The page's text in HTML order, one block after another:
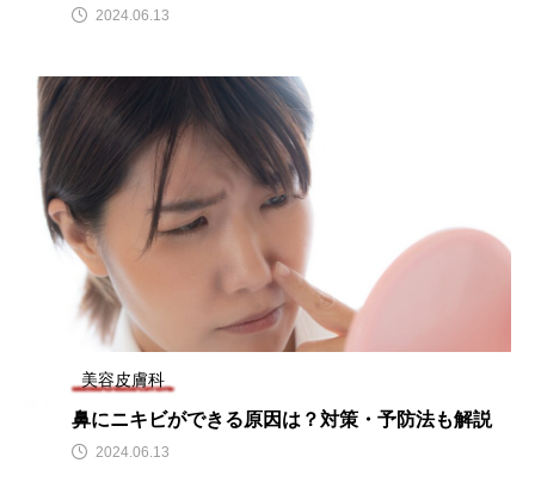
2024.06.13
美容皮膚科
鼻にニキビができる原因は？対策・予防法も解説
2024.06.13